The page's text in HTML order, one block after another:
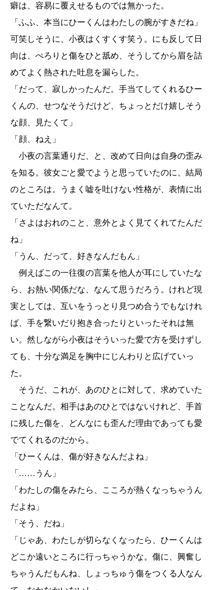
癖は、容易に覆えせるものでは無かった。
「ふふ、本当にひーくんはわたしの腕がすきだね」
可笑しそうに、小夜はくすくす笑う。にも反して日
向は、ぺろりと傷をひと舐め、そうしてから眉を詰
めてよく熱された吐息を漏らした。
「だって、寂しかったんだ。手当てしてくれるひー
くんの、せつなそうだけど、ちょっとだけ嬉しそう
な顔、見たくて」
「顔、ねえ」
小夜の言葉通りだ、と、改めて日向は自身の歪み
を知る。彼女ごと愛でようと思っていたのに、結局
のところは。うまく嘘を吐けない性格が、表情に出
ていただなんて。
「さよはおれのこと、意外とよく見てくれてたんだ
ね」
「うん、だって、好きなんだもん」
例えばこの一往復の言葉を他人が耳にしていたな
ら、お熱い関係だな、なんて思うだろう。けれど現
実としては、互いをうっとり見つめ合うでもなけれ
ば、手を繋いだり抱き合ったりといったそれは無
い。然しながら小夜はそういった愛で方を受けずし
ても、十分な満足を胸中にじんわりと広げていっ
た。
そうだ、これが、あのひとに対して、求めていた
ことなんだ。相手はあのひとではないけれど、手首
に残した傷を、どんなにも歪んだ理由であっても愛
でてくれるのだから。
「ひーくんは、傷が好きなんだよね」
「……うん」
「わたしの傷をみたら、こころが熱くなっちゃうん
だよね」
「そう、だね」
「じゃあ、わたしが切らなくなったら、ひーくんは
どこか遠いところに行っちゃうかな。傷に、興奮し
ちゃうんだもんね、しょっちゅう傷をつくる人なん